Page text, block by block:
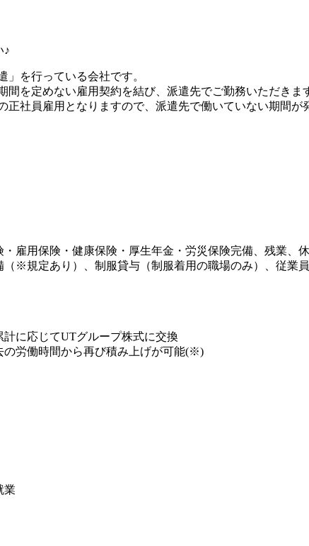
♪
を行っている会社です。
を定めない雇用契約を結び、派遣先でご勤務いただきま
正社員雇用となりますので、派遣先で働いていない期間が
雇用保険・健康保険・厚生年金・労災保険完備、残業、
※規定あり）、制服貸与（制服着用の職場のみ）、従業
計に応じてUTグループ株式に交換
の労働時間から再び積み上げが可能(※)
業